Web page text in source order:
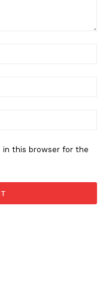
in this browser for the